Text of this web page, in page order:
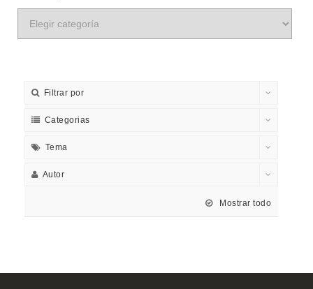
Filtrar por
Categorias
Tema
Autor
Mostrar todo